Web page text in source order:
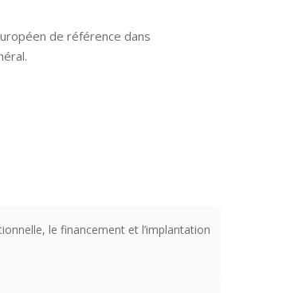
de référence dans
le financement et l’implantation